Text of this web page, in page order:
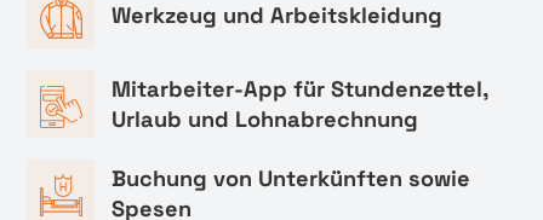
Werkzeug und Arbeitskleidung
Mitarbeiter-App für Stundenzettel,
Urlaub und Lohnabrechnung
Buchung von Unterkünften sowie
Spesen